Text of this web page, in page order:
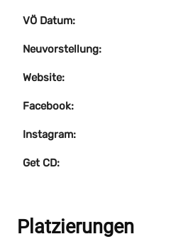
VÖ Datum:
Neuvorstellung:
Website:
Facebook:
Instagram:
Get CD:
Platzierungen